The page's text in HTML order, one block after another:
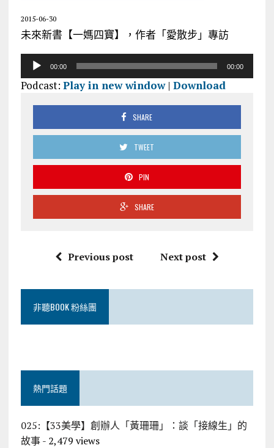
2015-06-30
未來新書【一媽四寶】，作者「愛散步」專訪
播
00:00 00:00
Podcast: Play in new window| Download
SHARE
TWEET
PIN
SHARE
Previous post Next post
非聽BOOK 粉絲團
熱門話題
025:【33美學】創辦人「黃珊珊」：談「接線生」的
故事- 2,479 views